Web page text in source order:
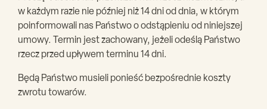
w każdym razie nie później niż 14 dni od dnia, w którym
poinformowali nas Państwo o odstąpieniu od niniejszej
umowy. Termin jest zachowany, jeżeli odeślą Państwo
rzecz przed upływem terminu 14 dni.
Będą Państwo musieli ponieść bezpośrednie koszty
zwrotu towarów.